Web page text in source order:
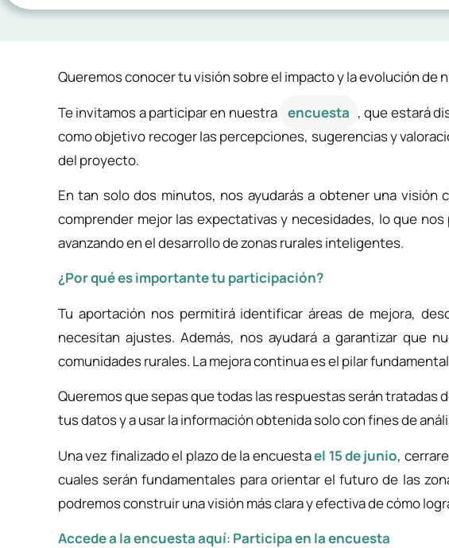
Queremos conocer tu visión sobre el impacto y la evolución de
Te invitamos a participar en nuestra encuesta , que estará
como objetivo recoger las percepciones, sugerencias y
del proyecto.
En tan solo dos minutos, nos ayudarás a obtener una
comprender mejor las expectativas y necesidades, lo que
avanzando en el desarrollo de zonas rurales inteligentes.
¿Por qué es importante tu participación?
Tu aportación nos permitirá identificar áreas de mejora,
necesitan ajustes. Además, nos ayudará a garantizar que
comunidades rurales. La mejora continua es el pilar
Queremos que sepas que todas las respuestas serán tratadas
tus datos y a usar la información obtenida solo con fines de
Una vez finalizado el plazo de la encuestael 15 de junio,
cuales serán fundamentales para orientar el futuro de las
podremos construir una visión más clara y efectiva de cómo
Accede a la encuesta aquí: Participa en la encuesta